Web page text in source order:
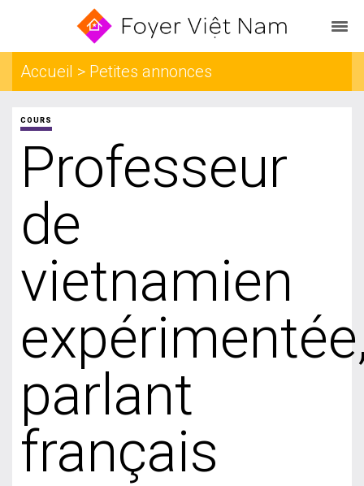
Accueil > Petites annonces
COURS
Professeur
de
vietnamien
parlant
français